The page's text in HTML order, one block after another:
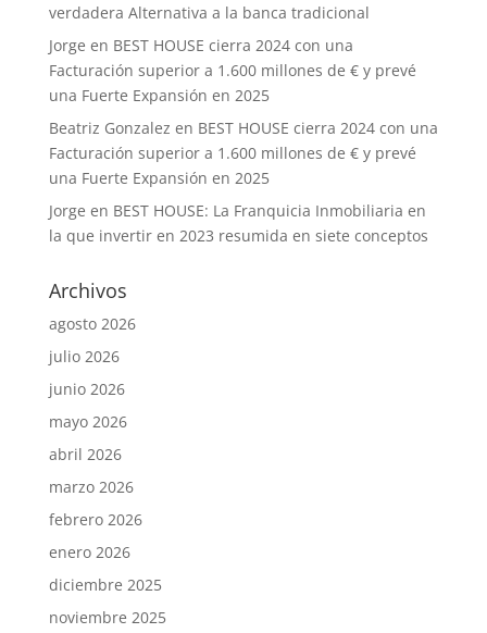
verdadera Alternativa a la banca tradicional
Jorge en BEST HOUSE cierra 2024 con una
Facturación superior a 1.600 millones de € y prevé
una Fuerte Expansión en 2025
Beatriz Gonzalez en BEST HOUSE cierra 2024 con una
Facturación superior a 1.600 millones de € y prevé
una Fuerte Expansión en 2025
Jorge en BEST HOUSE: La Franquicia Inmobiliaria en
la que invertir en 2023 resumida en siete conceptos
Archivos
agosto 2026
julio 2026
junio 2026
mayo 2026
abril 2026
marzo 2026
febrero 2026
enero 2026
diciembre 2025
noviembre 2025